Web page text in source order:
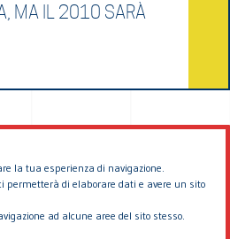
la tua esperienza di navigazione.
permetterà di elaborare dati e avere un sito
ad alcune aree del sito stesso.
MA IL 2010 SARÀ